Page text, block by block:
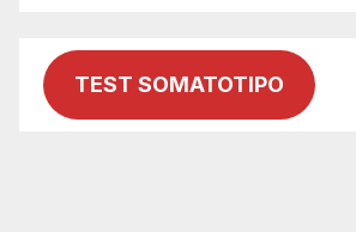
TEST SOMATOTIPO